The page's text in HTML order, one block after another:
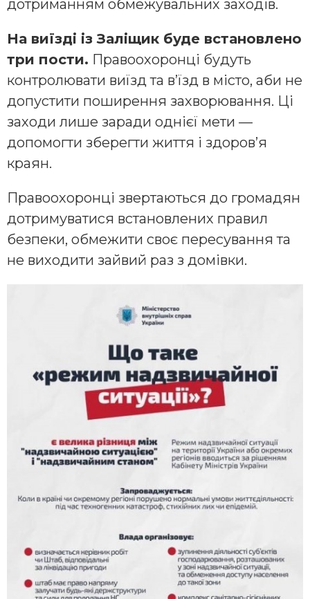
дотриманням обмежувальних заходів.
На виїзді із Заліщик буде встановлено
три пости. Правоохоронці будуть
контролювати виїзд та в’їзд в місто, аби не
допустити поширення захворювання. Ці
заходи лише заради однієї мети —
допомогти зберегти життя і здоров’я
краян.
Правоохоронці звертаються до громадян
дотримуватися встановлених правил
безпеки, обмежити своє пересування та
не виходити зайвий раз з домівки.